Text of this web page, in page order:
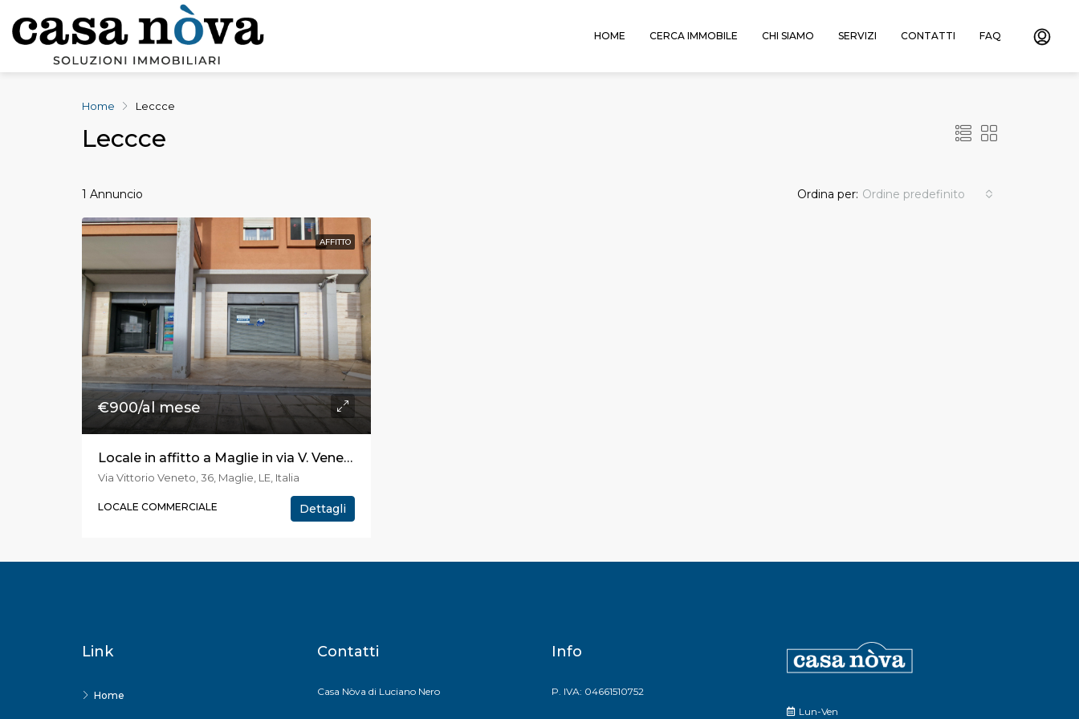
HOME CERCA IMMOBILE CHI SIAMO SERVIZI CONTATTI FAQ
Home Leccce
Leccce
1 Annuncio Ordina per: Ordine predefinito
AFFITTO
€900/al mese
Locale in affitto a Maglie in via V. Veneto
Via Vittorio Veneto, 36, Maglie, LE, Italia
LOCALE COMMERCIALE Dettagli
Link
Home
Contatti
Casa Nòva di Luciano Nero
Info
P. IVA: 04661510752
Lun-Ven